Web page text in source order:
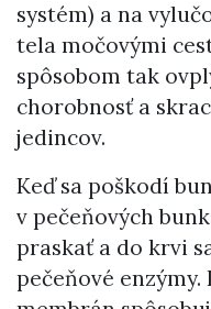
systém) a na
tela močovými
spôsobom tak
chorobnosť a
jedincov.
Keď sa poškodí
v pečeňových
praskať a do krvi
pečeňové